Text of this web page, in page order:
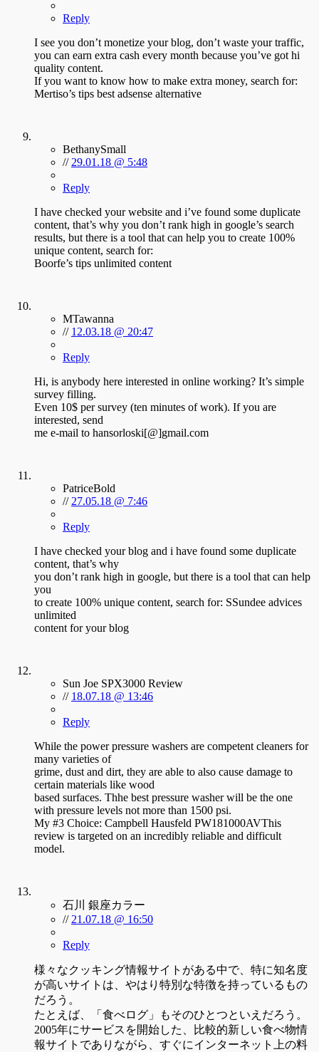
Reply
I see you don’t monetize your blog, don’t waste your traffic,
you can earn extra cash every month because you’ve got hi
quality content.
If you want to know how to make extra money, search for:
Mertiso’s tips best adsense alternative
BethanySmall
// 29.01.18 @ 5:48
Reply
I have checked your website and i’ve found some duplicate
content, that’s why you don’t rank high in google’s search
results, but there is a tool that can help you to create 100%
unique content, search for:
Boorfe’s tips unlimited content
MTawanna
// 12.03.18 @ 20:47
Reply
Hi, is anybody here interested in online working? It’s simple
survey filling.
Even 10$ per survey (ten minutes of work). If you are
interested, send
me e-mail to hansorloski[@]gmail.com
PatriceBold
// 27.05.18 @ 7:46
Reply
I have checked your blog and i have found some duplicate
content, that’s why
you don’t rank high in google, but there is a tool that can help
you
to create 100% unique content, search for: SSundee advices
unlimited
content for your blog
Sun Joe SPX3000 Review
// 18.07.18 @ 13:46
Reply
While the power pressure washers are competent cleaners for
many varieties of
grime, dust and dirt, they are able to also cause damage to
certain materials like wood
based surfaces. Thhe best pressure washer will be the one
with pressure levels not more than 1500 psi.
My #3 Choice: Campbell Hausfeld PW181000AVThis
review is targeted on an incredibly reliable and difficult
model.
石川 銀座カラー
// 21.07.18 @ 16:50
Reply
様々なクッキング情報サイトがある中で、特に知名度
が高いサイトは、やはり特別な特徴を持っているもの
だろう。
たとえば、「食べログ」もそのひとつといえだろう。
2005年にサービスを開始した、比較的新しい食べ物情
報サイトでありながら、すぐにインターネット上の料